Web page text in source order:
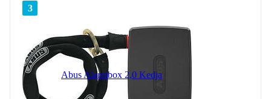
3
Abus Alarmbox 2,0 Kedja